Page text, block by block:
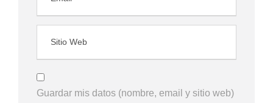
Guardar mis datos (nombre, email y sitio web)